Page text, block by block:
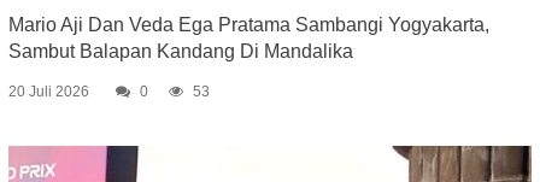
Mario Aji Dan Veda Ega Pratama Sambangi Yogyakarta,
Sambut Balapan Kandang Di Mandalika
20 Juli 2026 0 53